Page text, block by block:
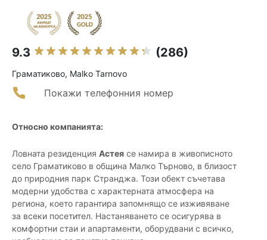
9.3 (286)
Граматиково, Malko Tarnovo
Покажи телефонния номер
Относно компанията:
Ловната резиденция Астея се намира в живописното
село Граматиково в община Малко Търново, в близост
до природния парк Странджа. Този обект съчетава
модерни удобства с характерната атмосфера на
региона, което гарантира запомнящо се изживяване
за всеки посетител. Настаняването се осигурява в
комфортни стаи и апартаменти, оборудвани с всичко,